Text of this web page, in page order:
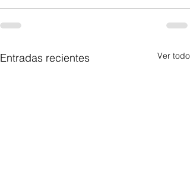
Entradas recientes Ver todo